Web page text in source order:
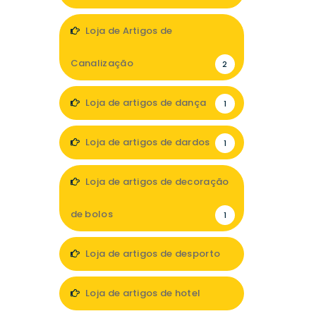
Loja de Artigos de
Canalização 2
Loja de artigos de dança 1
Loja de artigos de dardos 1
Loja de artigos de decoração
de bolos 1
Loja de artigos de desporto
Loja de artigos de hotel